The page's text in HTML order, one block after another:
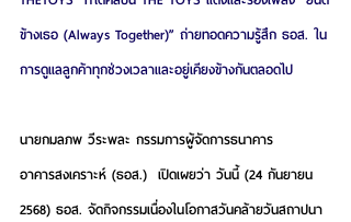
ข้างเธอ (Always Together)” ถ่ายทอดความรู้สึก ธอส. ใน
การดูแลลูกค้าทุกช่วงเวลาและอยู่เคียงข้างกันตลอดไป
นายกมลภพ วีระพละ กรรมการผู้จัดการธนาคาร
อาคารสงเคราะห์ (ธอส.) เปิดเผยว่า วันนี้ (24 กันยายน
2568) ธอส. จัดกิจกรรมเนื่องในโอกาสวันคล้ายวันสถาปนา